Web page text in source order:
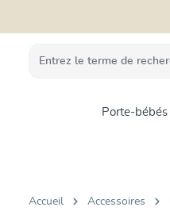
Porte-bébés
Accueil Accessoires